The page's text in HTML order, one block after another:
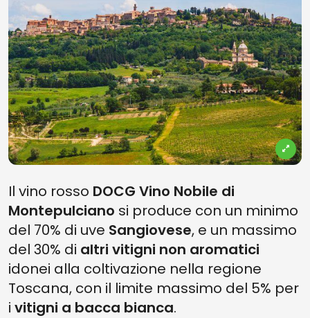
Il vino rosso DOCG Vino Nobile di
Montepulciano si produce con un minimo
del 70% di uve Sangiovese, e un massimo
del 30% di altri vitigni non aromatici
idonei alla coltivazione nella regione
Toscana, con il limite massimo del 5% per
i vitigni a bacca bianca.